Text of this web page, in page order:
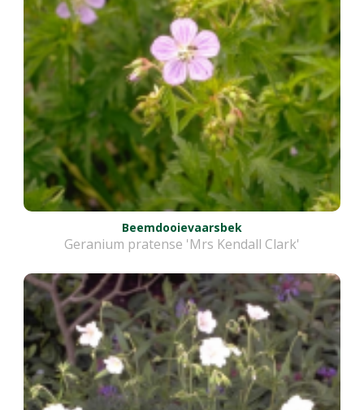
Beemdooievaarsbek
Geranium pratense 'Mrs Kendall Clark'